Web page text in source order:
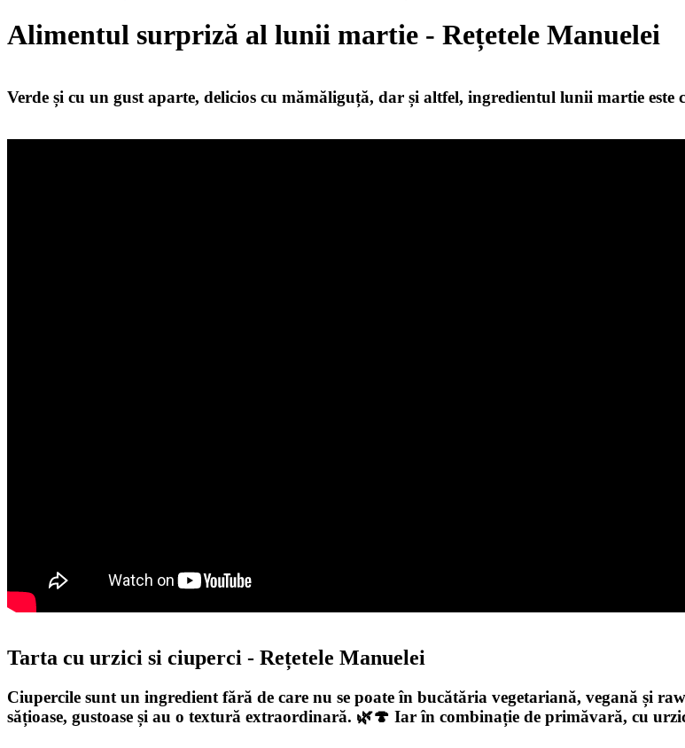
Alimentul surpriză al lunii martie - Rețetele Manuelei
Verde și cu un gust aparte, delicios cu mămăliguță, dar și altfel, ingredientul lunii martie este
Tarta cu urzici si ciuperci - Rețetele Manuelei
Ciupercile sunt un ingredient fără de care nu se poate în bucătăria vegetariană, vegană și
sățioase, gustoase și au o textură extraordinară. 🌿🍄 Iar în combinație de primăvară, cu